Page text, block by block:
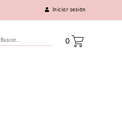
Iniciar sesión
0